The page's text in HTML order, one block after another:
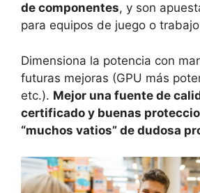
de componentes, y son
para equipos de juego o
Dimensiona la potencia con
futuras mejoras (GPU más
etc.). Mejor una fuente de
certificado y buenas
“muchos vatios” de dudosa